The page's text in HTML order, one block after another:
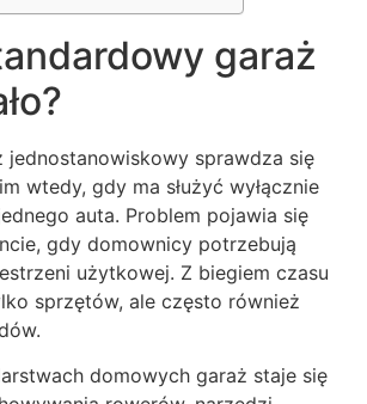
garaż
jednostanowiskowy sprawdza się
wtedy, gdy ma służyć wyłącznie
auta. Problem pojawia się
gdy domownicy potrzebują
użytkowej. Z biegiem czasu
sprzętów, ale często również
domowych garaż staje się